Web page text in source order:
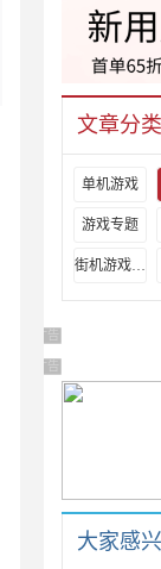
文章分类
单机游戏
游戏专题
街机游戏出招表
广告 商业广告，理性
广告 商业广告，理性
大家感